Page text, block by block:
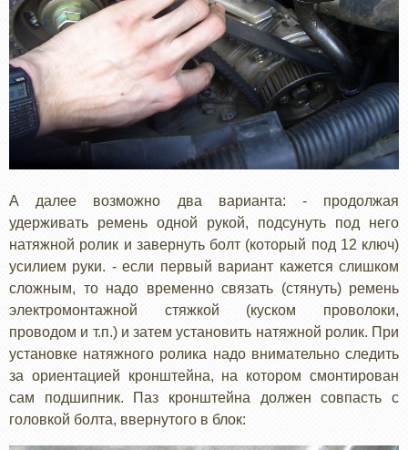
А далее возможно два варианта: - продолжая
удерживать ремень одной рукой, подсунуть под него
натяжной ролик и завернуть болт (который под 12 ключ)
усилием руки. - если первый вариант кажется слишком
сложным, то надо временно связать (стянуть) ремень
электромонтажной стяжкой (куском проволоки,
проводом и т.п.) и затем установить натяжной ролик. При
установке натяжного ролика надо внимательно следить
за ориентацией кронштейна, на котором смонтирован
сам подшипник. Паз кронштейна должен совпасть с
головкой болта, ввернутого в блок: